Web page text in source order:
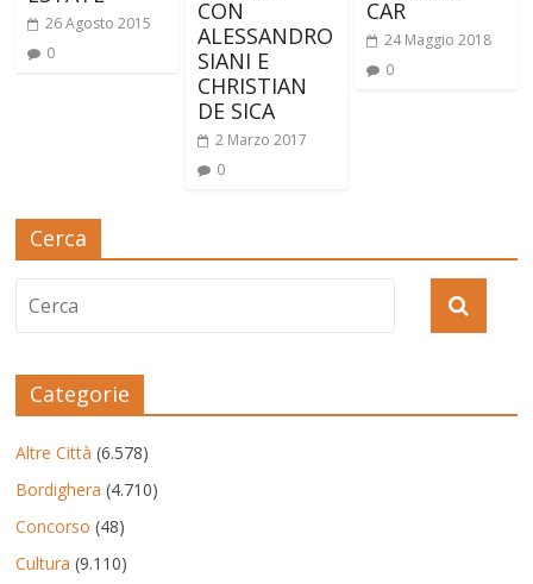
26 Agosto 2015
0
CON
ALESSANDRO
SIANI E
CHRISTIAN
DE SICA
2 Marzo 2017
0
CAR
24 Maggio 2018
0
Cerca
Categorie
Altre Città (6.578)
Bordighera (4.710)
Concorso (48)
Cultura (9.110)